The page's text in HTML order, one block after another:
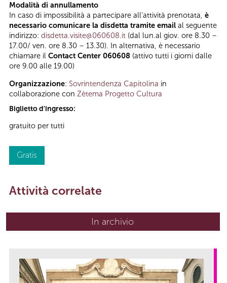
Modalità di annullamento
In caso di impossibilità a partecipare all’attività prenotata, è
necessario comunicare la disdetta tramite email al seguente
indirizzo: disdetta.visite@060608.it (dal lun.al giov. ore 8.30 –
17.00/ ven. ore 8.30 – 13.30). In alternativa, è necessario
chiamare il Contact Center 060608 (attivo tutti i giorni dalle
ore 9.00 alle 19.00)
Organizzazione: Sovrintendenza Capitolina in
collaborazione con Zètema Progetto Cultura
Biglietto d'ingresso:
gratuito per tutti
Gratis
Attività correlate
In archivio